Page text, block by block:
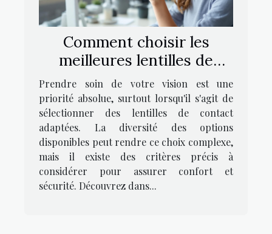
Comment choisir les
meilleures lentilles de
contact pour vos yeux ?
Prendre soin de votre vision est une
priorité absolue, surtout lorsqu'il s'agit de
sélectionner des lentilles de contact
adaptées. La diversité des options
disponibles peut rendre ce choix complexe,
mais il existe des critères précis à
considérer pour assurer confort et
sécurité. Découvrez dans...